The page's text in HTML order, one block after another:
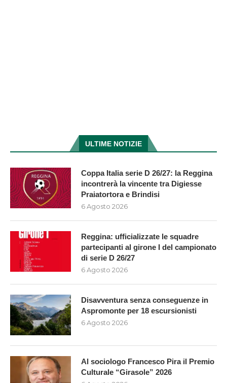
ULTIME NOTIZIE
Coppa Italia serie D 26/27: la Reggina
incontrerà la vincente tra Digiesse
Praiatortora e Brindisi
6 Agosto 2026
Reggina: ufficializzate le squadre
partecipanti al girone I del campionato
di serie D 26/27
6 Agosto 2026
Disavventura senza conseguenze in
Aspromonte per 18 escursionisti
6 Agosto 2026
Al sociologo Francesco Pira il Premio
Culturale “Girasole” 2026